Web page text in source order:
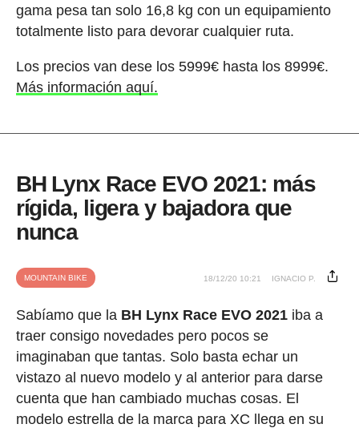
gama pesa tan solo 16,8 kg con un equipamiento
totalmente listo para devorar cualquier ruta.
Los precios van dese los 5999€ hasta los 8999€.
Más información aquí.
BH Lynx Race EVO 2021: más
rígida, ligera y bajadora que
nunca
MOUNTAIN BIKE 18/12/20 10:21 IGNACIO P.
Sabíamo que la BH Lynx Race EVO 2021iba a
traer consigo novedades pero pocos se
imaginaban que tantas. Solo basta echar un
vistazo al nuevo modelo y al anterior para darse
cuenta que han cambiado muchas cosas. El
modelo estrella de la marca para XC llega en su